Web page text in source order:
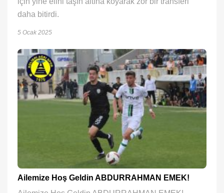
daha bitirdi.
5 Ocak 2025
Ailemize Hoş Geldin ABDURRAHMAN EMEK!